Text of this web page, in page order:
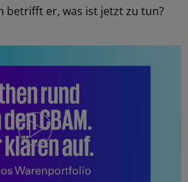
betrifft er, was ist jetzt zu tun?